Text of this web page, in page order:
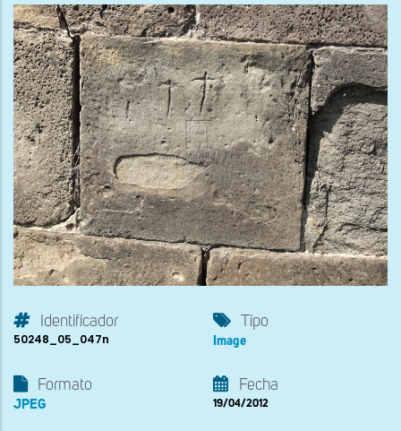
Identificador
50248_05_047n
Tipo
Image
Formato
JPEG
Fecha
19/04/2012